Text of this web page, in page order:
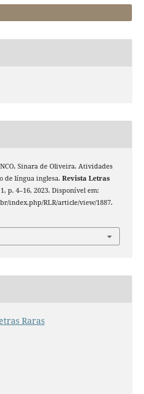
Sinara de Oliveira. Atividades
de língua inglesa. Revista Letras
p. 4–16, 2023. Disponível em:
index.php/RLR/article/view/1887.
Raras